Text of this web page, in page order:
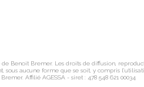
Benoit Bremer. Les droits de diffusion,
aucune forme que se soit, y compris
Affilié AGESSA - siret : 478 548 621 00034